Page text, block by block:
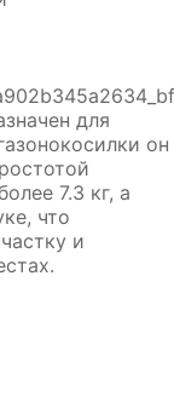
для
он
7.3 кг, а
что
и